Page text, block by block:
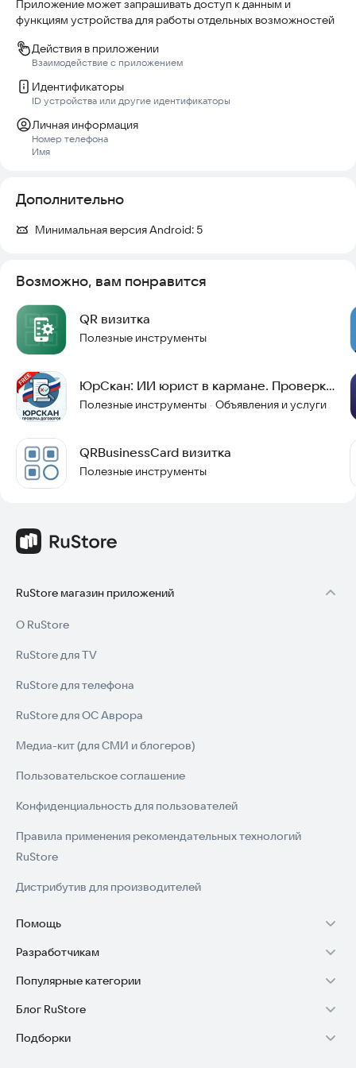
Приложение может запрашивать доступ к данным и
функциям устройства для работы отдельных возможностей
Действия в приложении
Взаимодействие с приложением
Идентификаторы
ID устройства или другие идентификаторы
Личная информация
Номер телефона
Имя
Дополнительно
Минимальная версия Android: 5
Возможно, вам понравится
QR визитка
Полезные инструменты
ЮрСкан: ИИ юрист в кармане. Проверка
договоров.
Полезные инструменты · Объявления и услуги
QRBusinessCard визитка
Полезные инструменты
RuStore магазин приложений
О RuStore
RuStore для TV
RuStore для телефона
RuStore для ОС Аврора
Медиа-кит (для СМИ и блогеров)
Пользовательское соглашение
Конфиденциальность для пользователей
Правила применения рекомендательных технологий
RuStore
Дистрибутив для производителей
Помощь
Установка RuStore на TV
Установка RuStore на телефон
Установка RuStore в машину
Помощь пользователям RuStore
Разработчикам
Зарабатывать с RuStore
Стать разработчиком
Доступ к RuStore Консоль
Популярные категории
Игры для Android
Приложения банков
Блог RuStore
Обзоры игр для Android 2025
Подборки